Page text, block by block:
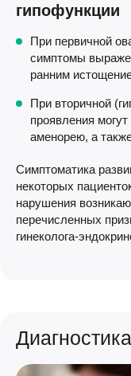
гипофункции
При первичной
симптомы
ранним
При вторичной
проявления
аменорею, а
Симптоматика
некоторых
нарушения
перечисленных
гинеколога-